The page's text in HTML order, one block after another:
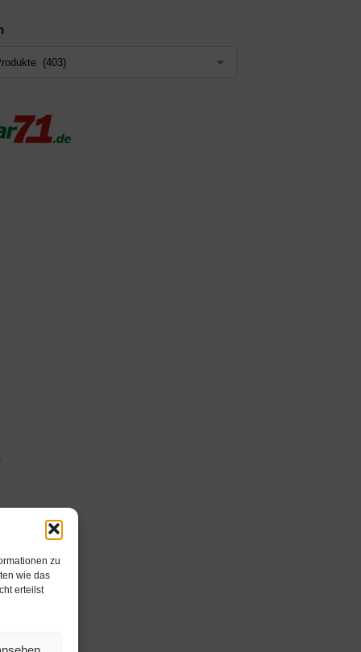
zu
wie das
erteilst